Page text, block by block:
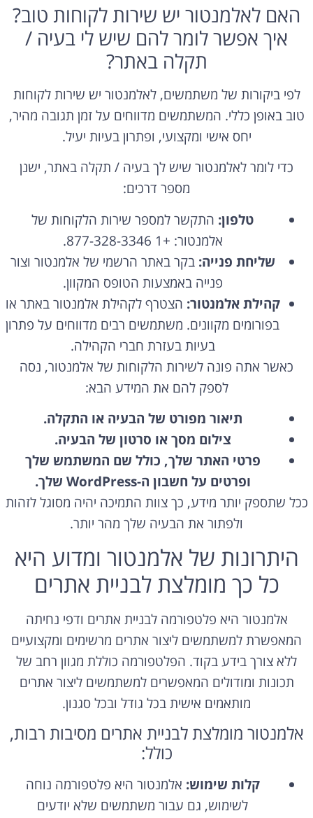
האם לאלמנטור יש שירות לקוחות טוב?
איך אפשר לומר להם שיש לי בעיה /
תקלה באתר?
לפי ביקורות של משתמשים, לאלמנטור יש שירות לקוחות
טוב באופן כללי. המשתמשים מדווחים על זמן תגובה מהיר,
יחס אישי ומקצועי, ופתרון בעיות יעיל.
כדי לומר לאלמנטור שיש לך בעיה / תקלה באתר, ישנן
מספר דרכים:
טלפון: התקשר למספר שירות הלקוחות של
אלמנטור: +1 877-328-3346.
שליחת פנייה: בקר באתר הרשמי של אלמנטור וצור
פנייה באמצעות הטופס המקוון.
קהילת אלמנטור: הצטרף לקהילת אלמנטור באתר או
בפורומים מקוונים. משתמשים רבים מדווחים על פתרון
בעיות בעזרת חברי הקהילה.
כאשר אתה פונה לשירות הלקוחות של אלמנטור, נסה
לספק להם את המידע הבא:
תיאור מפורט של הבעיה או התקלה.
צילום מסך או סרטון של הבעיה.
פרטי האתר שלך, כולל שם המשתמש שלך
ופרטים על חשבון ה-WordPress שלך.
ככל שתספק יותר מידע, כך צוות התמיכה יהיה מסוגל לזהות
ולפתור את הבעיה שלך מהר יותר.
היתרונות של אלמנטור ומדוע היא
כל כך מומלצת לבניית אתרים
אלמנטור היא פלטפורמה לבניית אתרים ודפי נחיתה
המאפשרת למשתמשים ליצור אתרים מרשימים ומקצועיים
ללא צורך בידע בקוד. הפלטפורמה כוללת מגוון רחב של
תכונות ומודולים המאפשרים למשתמשים ליצור אתרים
מותאמים אישית בכל גודל ובכל סגנון.
אלמנטור מומלצת לבניית אתרים מסיבות רבות,
כולל:
קלות שימוש: אלמנטור היא פלטפורמה נוחה
לשימוש, גם עבור משתמשים שלא יודעים